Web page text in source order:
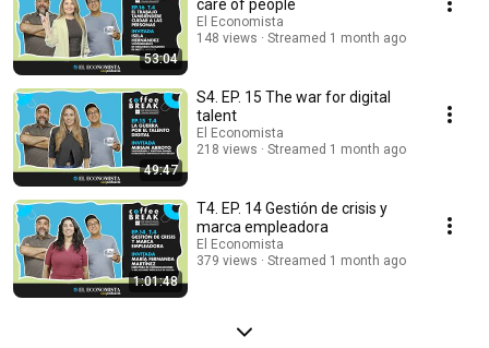
historias y charlas para entender mejor el mundo del trabajo de hoy.
53:04
care of people
El Economista
148 views
Streamed 1 month ago
49:47
S4. EP. 15 The war for digital
talent
El Economista
218 views
Streamed 1 month ago
1:01:48
T4. EP. 14 Gestión de crisis y
marca empleadora
El Economista
379 views
Streamed 1 month ago